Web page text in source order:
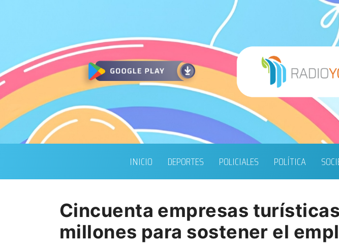
INICIO DEPORTES POLICIALES POLÍTICA
Cincuenta empresas
millones para sostener el